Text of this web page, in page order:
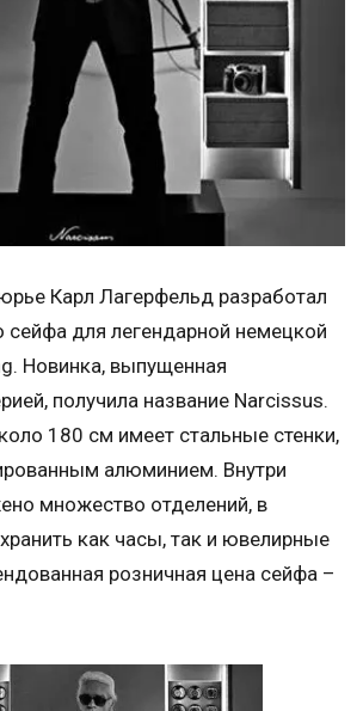
Карл Лагерфельд разработал
сейфа для легендарной немецкой
Новинка, выпущенная
получила название Narcissus.
180 см имеет стальные стенки,
алюминием. Внутри
множество отделений, в
как часы, так и ювелирные
розничная цена сейфа –